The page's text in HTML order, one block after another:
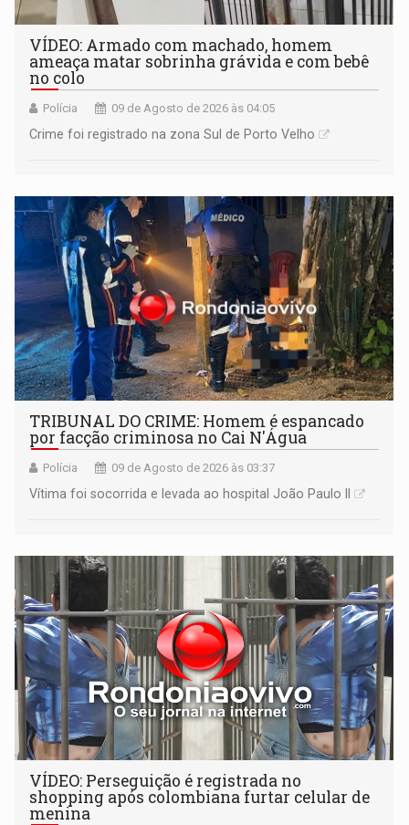
VÍDEO: Armado com machado, homem
ameaça matar sobrinha grávida e com bebê
no colo
Polícia 09 de Agosto de 2026 às 04:05
Crime foi registrado na zona Sul de Porto Velho
TRIBUNAL DO CRIME: Homem é espancado
por facção criminosa no Cai N'Água
Polícia 09 de Agosto de 2026 às 03:37
Vítima foi socorrida e levada ao hospital João Paulo II
VÍDEO: Perseguição é registrada no
shopping após colombiana furtar celular de
menina